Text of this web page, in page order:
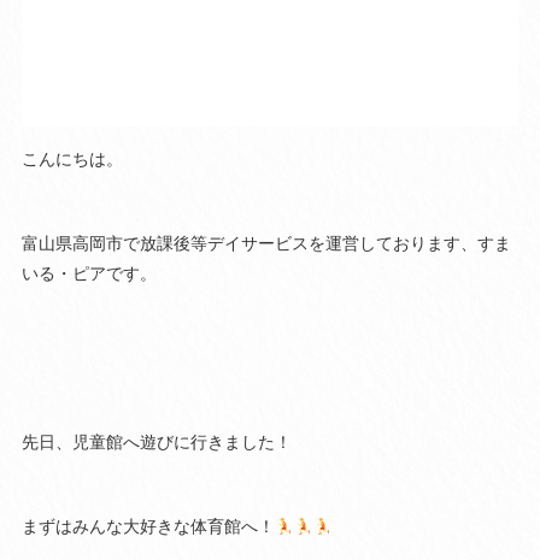
こんにちは。
富山県高岡市で放課後等デイサービスを運営しております、すま
いる・ピアです。
先日、児童館へ遊びに行きました！
まずはみんな大好きな体育館へ！